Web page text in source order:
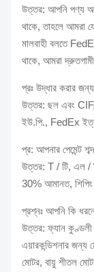
উত্তর: আপনি পণ্য
থাকে, তাহলে আমরা
মালবাহী বলতে
থাকে, আমরা দ্রুতগামী
প্রঃ উদ্ধার করার
উত্তর: ছল এবং CIF,
ইউ.পি., FedEx
প্র: আপনার পেমেন্ট
উত্তর: T / টি, এল /
30% আমানত,
প্রশ্নঃ আপনি কি
উত্তর: ফ্যান কুণ্ডলী
এয়ারকন্ডিশনার জন্য
মোটর, বায়ু শীতল